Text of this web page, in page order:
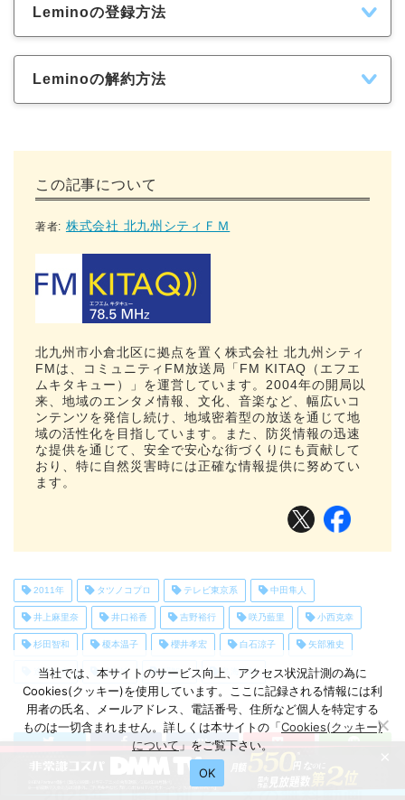
Leminoの登録方法
Leminoの解約方法
この記事について
著者: 株式会社 北九州シティＦＭ
北九州市小倉北区に拠点を置く株式会社 北九州シティ
FMは、コミュニティFM放送局「FM KITAQ（エフエ
ムキタキュー）」を運営しています。2004年の開局以
来、地域のエンタメ情報、文化、音楽など、幅広いコ
ンテンツを発信し続け、地域密着型の放送を通じて地
域の活性化を目指しています。また、防災情報の迅速
な提供を通じて、安全で安心な街づくりにも貢献して
おり、特に自然災害時には正確な情報提供に努めてい
ます。
2011年 タツノコプロ テレビ東京系 中田隼人
井上麻里奈 井口裕香 吉野裕行 咲乃藍里 小西克幸
杉田智和 榎本温子 櫻井孝宏 白石涼子 矢部雅史
逢坂良太 遠藤綾 関智一 鳥海浩輔
当社では、本サイトのサービス向上、アクセス状況計測の為に
Cookies(クッキー)を使用しています。ここに記録される情報には利
用者の氏名、メールアドレス、電話番号、住所など個人を特定する
ものは一切含まれません。詳しくは本サイトの「Cookies(クッキー)
について 」をご覧下さい。
OK